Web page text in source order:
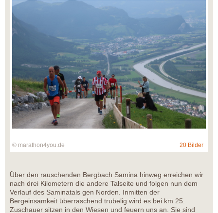
© marathon4you.de 20 Bilder
Über den rauschenden Bergbach Samina hinweg erreichen wir
nach drei Kilometern die andere Talseite und folgen nun dem
Verlauf des Saminatals gen Norden. Inmitten der
Bergeinsamkeit überraschend trubelig wird es bei km 25.
Zuschauer sitzen in den Wiesen und feuern uns an. Sie sind